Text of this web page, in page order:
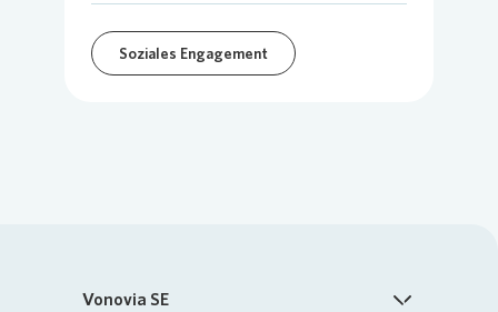
Soziales Engagement
Vonovia SE